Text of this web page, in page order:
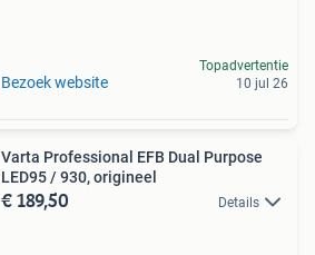
Bezoek website
Topadvertentie
10 jul 26
Varta Professional EFB Dual Purpose
LED95 / 930, origineel
€ 189,50 Details